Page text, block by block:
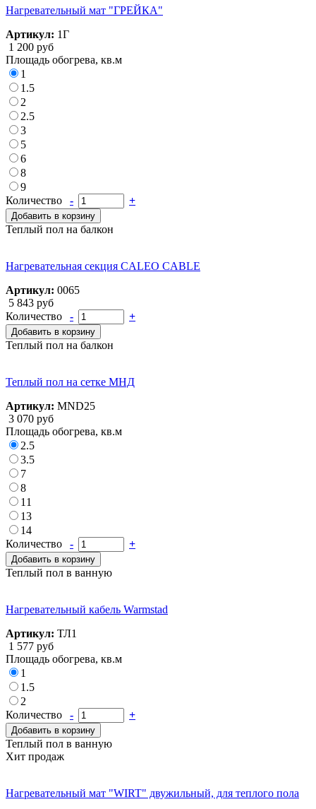
Нагревательный мат "ГРЕЙКА"
Артикул: 1Г
1 200 руб
Площадь обогрева, кв.м
1
1.5
2
2.5
3
5
6
8
9
Количество
- +
Добавить в корзину
Теплый пол на балкон
Нагревательная секция CALEO CABLE
Артикул: 0065
5 843 руб
Количество
- +
Добавить в корзину
Теплый пол на балкон
Теплый пол на сетке МНД
Артикул: MND25
3 070 руб
Площадь обогрева, кв.м
2.5
3.5
7
8
11
13
14
Количество
- +
Добавить в корзину
Теплый пол в ванную
Нагревательный кабель Warmstad
Артикул: ТЛ1
1 577 руб
Площадь обогрева, кв.м
1
1.5
2
Количество
- +
Добавить в корзину
Теплый пол в ванную
Хит продаж
Нагревательный мат "WIRT" двужильный, для теплого пола